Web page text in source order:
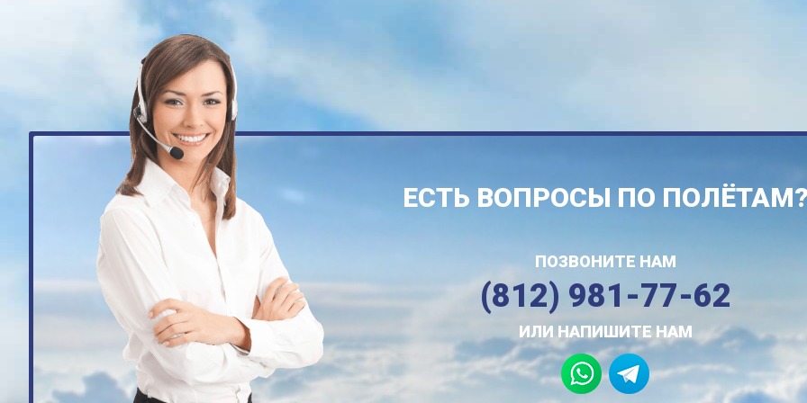
ЕСТЬ ВОПРОСЫ ПО
ПОЗВОНИТЕ НАМ
(812) 981-77-62
ИЛИ НАПИШИТЕ НАМ